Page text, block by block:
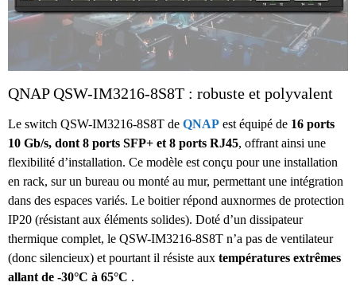
QNAP QSW-IM3216-8S8T : robuste et polyvalent
Le switch QSW-IM3216-8S8T de QNAP est équipé de 16 ports
10 Gb/s, dont 8 ports SFP+ et 8 ports RJ45, offrant ainsi une
flexibilité d’installation. Ce modèle est conçu pour une installation
en rack, sur un bureau ou monté au mur, permettant une intégration
dans des espaces variés. Le boitier répond auxnormes de protection
IP20 (résistant aux éléments solides). Doté d’un dissipateur
thermique complet, le QSW-IM3216-8S8T n’a pas de ventilateur
(donc silencieux) et pourtant il résiste aux températures extrêmes
allant de -30°C à 65°C .